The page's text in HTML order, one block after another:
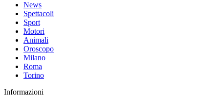
News
Spettacoli
Sport
Motori
Animali
Oroscopo
Milano
Roma
Torino
Informazioni